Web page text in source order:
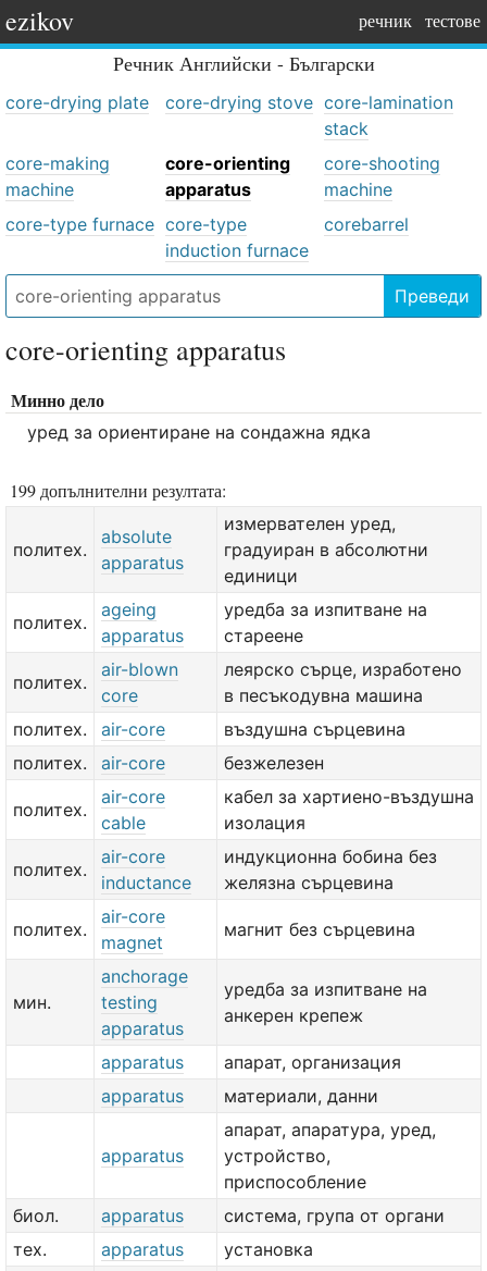
ezikov речник тестове
Речник Английски - Български
core-drying plate core-drying stove core-lamination
stack
core-making
machine
core-orienting
apparatus
core-shooting
machine
core-type furnace core-type
induction furnace
corebarrel
Преведи
core-orienting apparatus
Минно дело
уред за ориентиране на сондажна ядка
199 допълнителни резултата:
политех.
absolute
apparatus
измервателен уред,
градуиран в абсолютни
единици
политех.
ageing
apparatus
уредба за изпитване на
стареене
политех.
air-blown
core
леярско сърце, изработено
в песъкодувна машина
политех.
air-core
въздушна сърцевина
политех.
air-core безжелезен
политех.
air-core
cable
кабел за хартиено-въздушна
изолация
политех.
air-core
inductance
индукционна бобина без
желязна сърцевина
политех.
air-core
magnet
магнит без сърцевина
мин.
anchorage
testing
apparatus
уредба за изпитване на
анкерен крепеж
apparatus
апарат, организация
apparatus
материали, данни
apparatus
апарат, апаратура, уред,
устройство,
приспособление
биол.
apparatus
система, група от органи
тех.
apparatus установка